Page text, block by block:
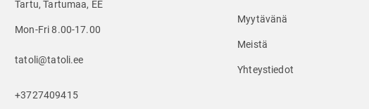
Tartu, Tartumaa, EE
Mon-Fri 8.00-17.00
tatoli@tatoli.ee
+3727409415
Myytävänä
Meistä
Yhteystiedot